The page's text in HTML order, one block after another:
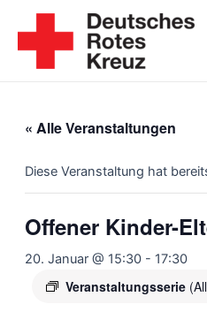
Inhalt
springen
« Alle Veranstaltungen
Diese Veranstaltung hat
Offener Kinder-
20. Januar @ 15:30- 17:30
Veranstaltungsserie